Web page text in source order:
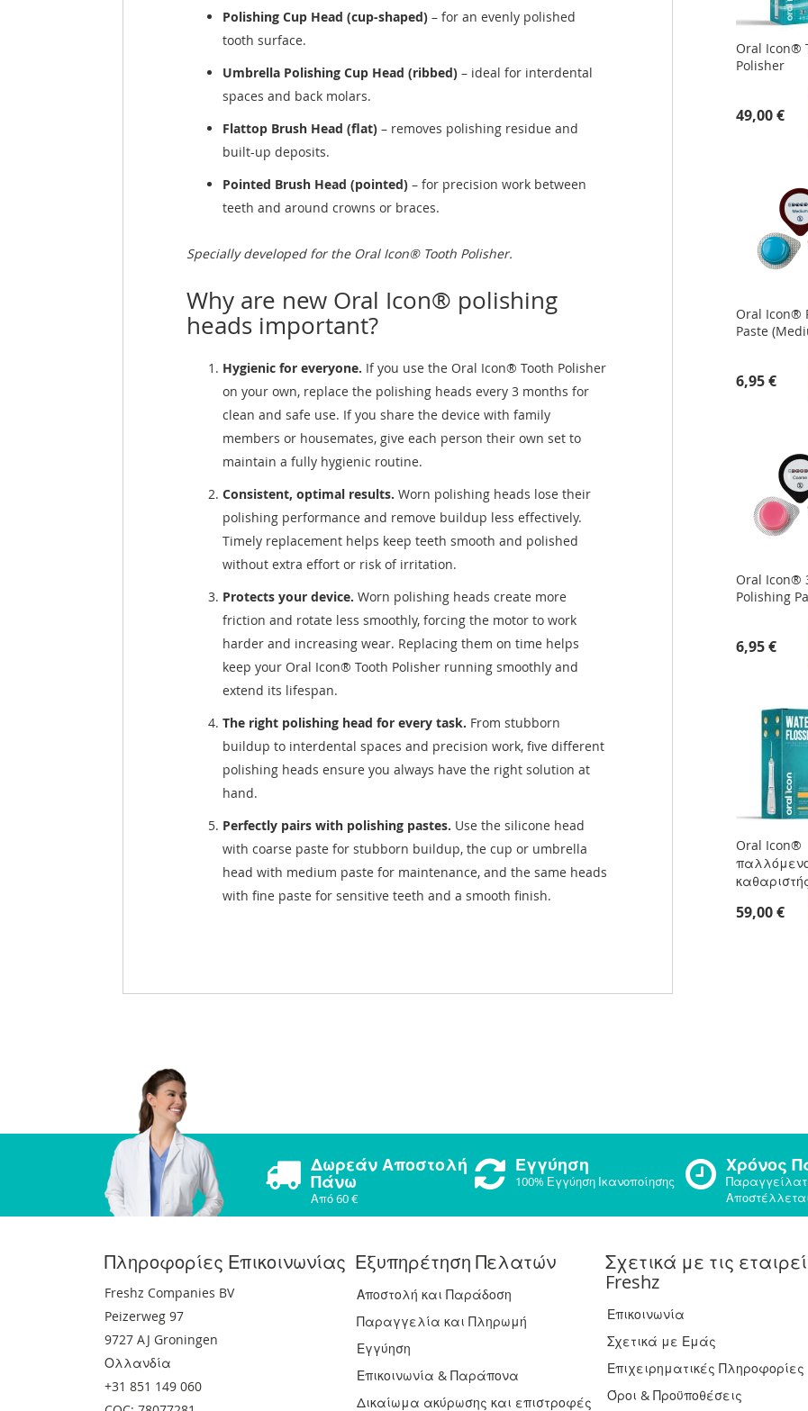
Polishing Cup Head (cup-shaped) – for an evenly polished
tooth surface.
Umbrella Polishing Cup Head (ribbed) – ideal for interdental
spaces and back molars.
Flattop Brush Head (flat) – removes polishing residue and
built-up deposits.
Pointed Brush Head (pointed) – for precision work between
teeth and around crowns or braces.
Specially developed for the Oral Icon® Tooth Polisher.
Why are new Oral Icon® polishing
heads important?
Hygienic for everyone. If you use the Oral Icon® Tooth Polisher
on your own, replace the polishing heads every 3 months for
clean and safe use. If you share the device with family
members or housemates, give each person their own set to
maintain a fully hygienic routine.
Consistent, optimal results. Worn polishing heads lose their
polishing performance and remove buildup less effectively.
Timely replacement helps keep teeth smooth and polished
without extra effort or risk of irritation.
Protects your device. Worn polishing heads create more
friction and rotate less smoothly, forcing the motor to work
harder and increasing wear. Replacing them on time helps
keep your Oral Icon® Tooth Polisher running smoothly and
extend its lifespan.
The right polishing head for every task. From stubborn
buildup to interdental spaces and precision work, five different
polishing heads ensure you always have the right solution at
hand.
Perfectly pairs with polishing pastes. Use the silicone head
with coarse paste for stubborn buildup, the cup or umbrella
head with medium paste for maintenance, and the same heads
with fine paste for sensitive teeth and a smooth finish.
Oral Icon®
Polisher
49,00 €
Oral Icon®
Paste
6,95 €
Oral Icon®
Polishing
6,95 €
Oral Icon®
59,00 €
Δωρεάν Αποστολή
Πάνω
Από 60 €
Εγγύηση
100% Εγγύηση Ικανοποίησης
Χρόνος
Πληροφορίες Επικοινωνίας
Freshz Companies BV
Peizerweg 97
9727 AJ Groningen
Ολλανδία
+31 851 149 060
Εξυπηρέτηση Πελατών
Αποστολή και Παράδοση
Παραγγελία και Πληρωμή
Εγγύηση
Επικοινωνία & Παράπονα
Δικαίωμα ακύρωσης και επιστροφές
Σχετικά με τις
Freshz
Επικοινωνία
Σχετικά με Εμάς
Επιχειρηματικές Πληροφορίες
Όροι & Προϋποθέσεις